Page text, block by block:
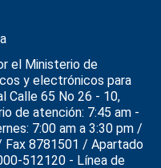
el Ministerio de
y electrónicos para
Calle 65 No 26 - 10,
de atención: 7:45 am -
7:00 am a 3:30 pm /
8781501 / Apartado
512120 - Línea de